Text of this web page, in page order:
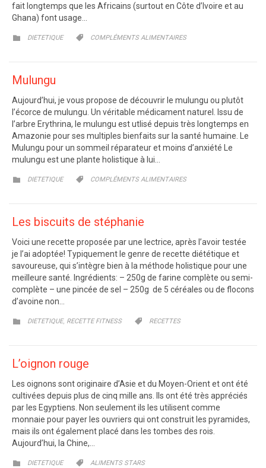
fait longtemps que les Africains (surtout en Côte d’Ivoire et au
Ghana) font usage…
 CATEGORY
DIETETIQUE  CATEGORY
COMPLÉMENTS ALIMENTAIRES
Mulungu
Aujourd’hui, je vous propose de découvrir le mulungu ou plutôt
l’écorce de mulungu. Un véritable médicament naturel. Issu de
l’arbre Erythrina, le mulungu est utlisé depuis très longtemps en
Amazonie pour ses multiples bienfaits sur la santé humaine. Le
Mulungu pour un sommeil réparateur et moins d’anxiété Le
mulungu est une plante holistique à lui…
 CATEGORY
DIETETIQUE  CATEGORY
COMPLÉMENTS ALIMENTAIRES
Les biscuits de stéphanie
Voici une recette proposée par une lectrice, après l’avoir testée
je l’ai adoptée! Typiquement le genre de recette diététique et
savoureuse, qui s’intègre bien à la méthode holistique pour une
meilleure santé. Ingrédients: – 250g de farine complète ou semi-
complète – une pincée de sel – 250g de 5 céréales ou de flocons
d’avoine non…
 CATEGORY
DIETETIQUE, RECETTE FITNESS  CATEGORY
RECETTES
L’oignon rouge
Les oignons sont originaire d’Asie et du Moyen-Orient et ont été
cultivées depuis plus de cinq mille ans. Ils ont été très appréciés
par les Egyptiens. Non seulement ils les utilisent comme
monnaie pour payer les ouvriers qui ont construit les pyramides,
mais ils ont également placé dans les tombes des rois.
Aujourd’hui, la Chine,…
 CATEGORY
DIETETIQUE  CATEGORY
ALIMENTS STARS